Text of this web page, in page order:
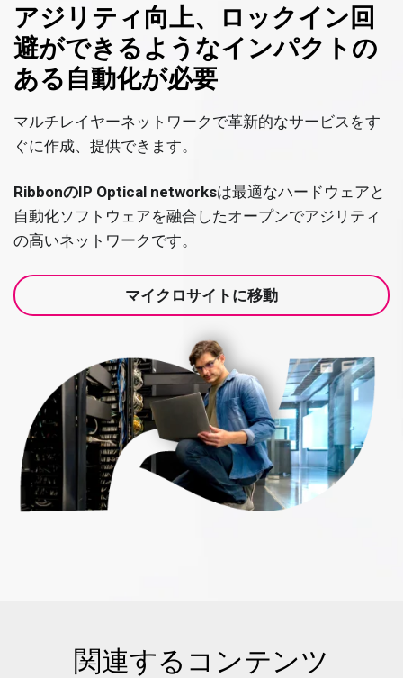
アジリティ向上、ロックイン回
避ができるようなインパクトの
ある自動化が必要
マルチレイヤーネットワークで革新的なサービスをす
ぐに作成、提供できます。
RibbonのIP Optical networksは最適なハードウェアと
自動化ソフトウェアを融合したオープンでアジリティ
の高いネットワークです。
マイクロサイトに移動
関連するコンテンツ